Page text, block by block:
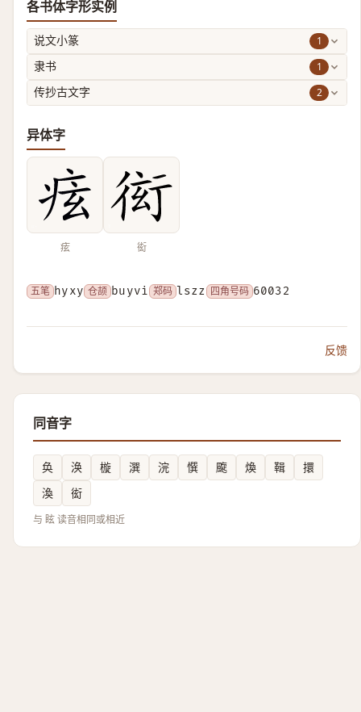
各书体字形实例
说文小篆 1
隶书 1
传抄古文字 2
异体字
痃 衒
五笔 hyxy 仓颉 buyvi 郑码 lszz 四角号码 60032
反馈
同音字
奂 涣 㯀 潠 浣 㦏 颴 煥 䩰
擐
渙
衒
与 眩 读音相同或相近